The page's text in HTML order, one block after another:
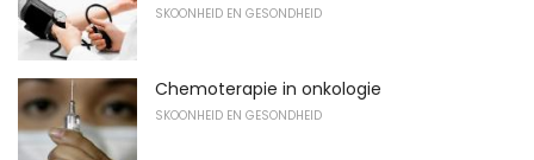
SKOONHEID EN GESONDHEID
Chemoterapie in onkologie
SKOONHEID EN GESONDHEID